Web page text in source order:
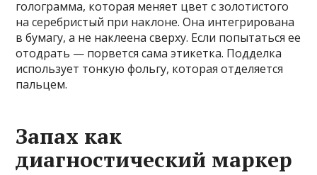
голограмма, которая меняет цвет с золотистого
на серебристый при наклоне. Она интегрирована
в бумагу, а не наклеена сверху. Если попытаться ее
отодрать — порвется сама этикетка. Подделка
использует тонкую фольгу, которая отделяется
пальцем.
Запах как
диагностический маркер